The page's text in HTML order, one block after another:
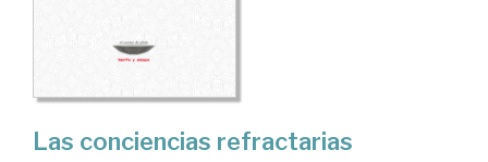
Las conciencias refractarias